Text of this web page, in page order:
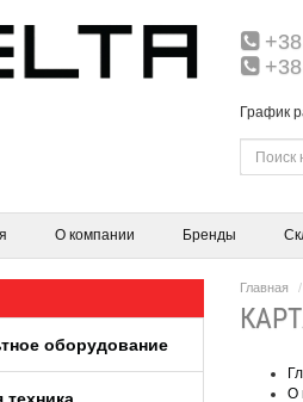
График
О компании Бренды
оборудование
Главная
О